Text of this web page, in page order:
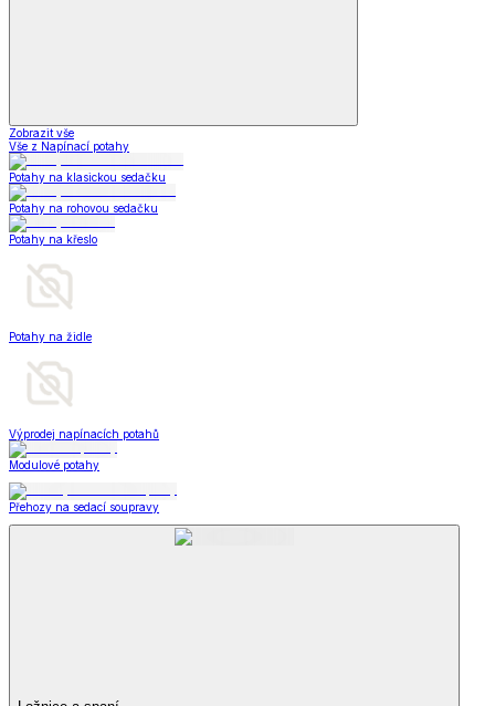
Zobrazit vše
Vše z Napínací potahy
Potahy na klasickou sedačku
Potahy na rohovou sedačku
Potahy na křeslo
Potahy na židle
Výprodej napínacích potahů
Modulové potahy
Přehozy na sedací soupravy